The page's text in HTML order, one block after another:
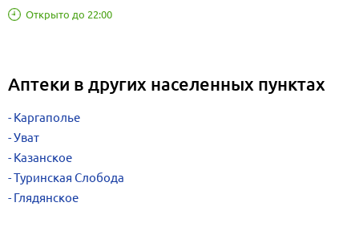
Открыто до 22:00
Аптеки в других населенных пунктах
Каргаполье
Уват
Казанское
Туринская Слобода
Глядянское